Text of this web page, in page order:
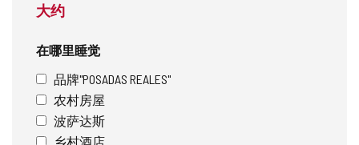
大约
在哪里睡觉
品牌"POSADAS REALES"
农村房屋
波萨达斯
乡村酒店